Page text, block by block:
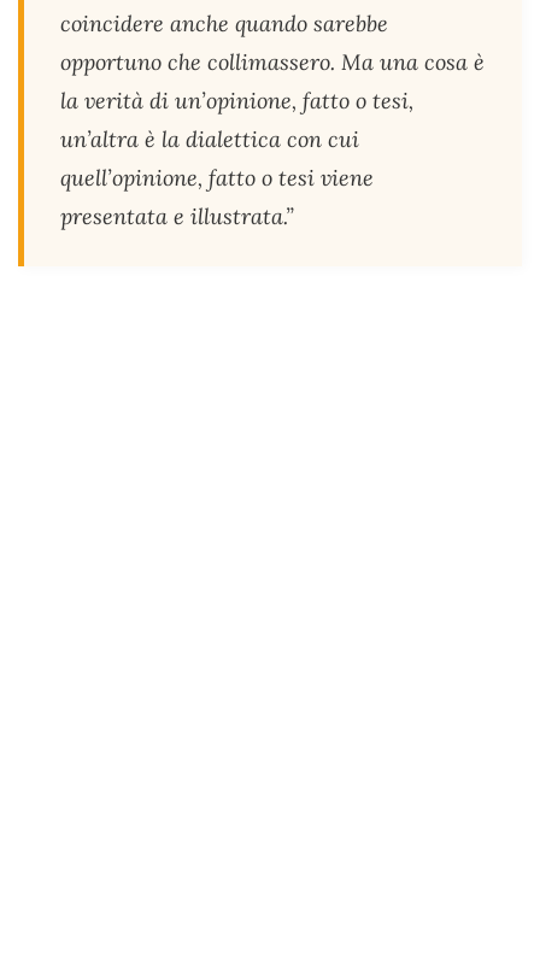
coincidere anche quando sarebbe
opportuno che collimassero. Ma una cosa è
la verità di un’opinione, fatto o tesi,
un’altra è la dialettica con cui
quell’opinione, fatto o tesi viene
presentata e illustrata.”